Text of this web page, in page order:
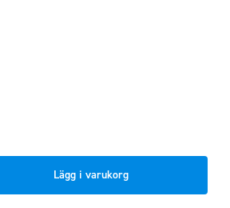
Lägg i varukorg